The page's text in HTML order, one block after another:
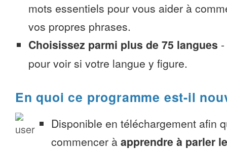
mots essentiels pour vous aider à
vos propres phrases.
Choisissez parmi plus de 75 langues -
pour voir si votre langue y figure.
En quoi ce programme est-il
Disponible en téléchargement afin
commencer à apprendre à parler